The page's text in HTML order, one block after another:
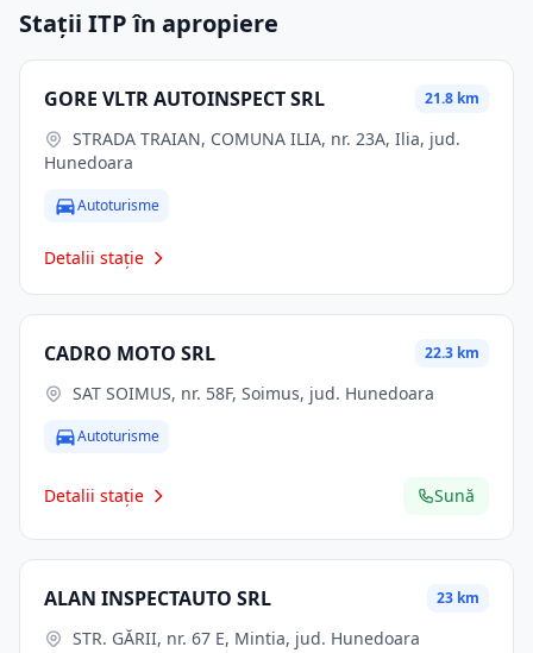
Stații ITP în apropiere
GORE VLTR AUTOINSPECT SRL 21.8 km
Hunedoara
Autoturisme
Detalii stație
CADRO MOTO SRL 22.3 km
SAT SOIMUS, nr. 58F, Soimus, jud. Hunedoara
Autoturisme
Detalii stație Sună
ALAN INSPECTAUTO SRL 23 km
STR. GĂRII, nr. 67 E, Mintia, jud. Hunedoara